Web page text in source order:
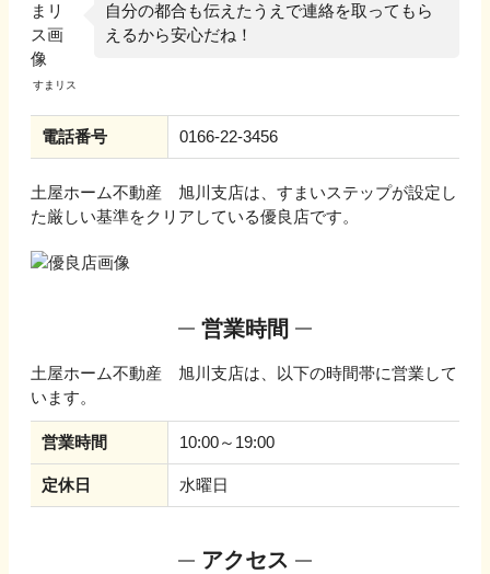
自分の都合も伝えたうえで連絡を取ってもら
えるから安心だね！
電話番号 0166-22-3456
土屋ホーム不動産 旭川支店は、すまいステップが設定し
た厳しい基準をクリアしている優良店です。
営業時間
土屋ホーム不動産 旭川支店は、以下の時間帯に営業して
います。
営業時間 10:00～19:00
定休日 水曜日
アクセス